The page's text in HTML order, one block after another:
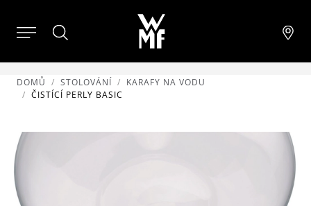
DOMŮ STOLOVÁNÍ
KARAFY NA VODU
ČISTÍCÍ PERLY BASIC